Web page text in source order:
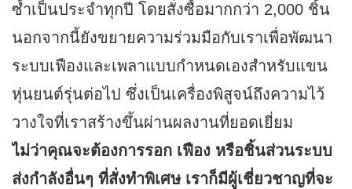
ซ้ำเป็นประจำทุกปี โดยสั่งซื้อมากกว่า 2,000 ชิ้น
นอกจากนี้ยังขยายความร่วมมือกับเราเพื่อพัฒนา
ระบบเฟืองและเพลาแบบกำหนดเองสำหรับแขน
หุ่นยนต์รุ่นต่อไป ซึ่งเป็นเครื่องพิสูจน์ถึงความไว้
วางใจที่เราสร้างขึ้นผ่านผลงานที่ยอดเยี่ยม
ไม่ว่าคุณจะต้องการรอก เฟือง หรือชิ้นส่วนระบบ
ส่งกำลังอื่นๆ ที่สั่งทำพิเศษ เราก็มีผู้เชี่ยวชาญที่จะ